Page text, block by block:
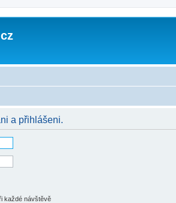
a přihlášeni.
každé návštěvě